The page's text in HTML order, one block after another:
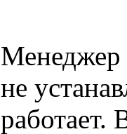
Менеджер
не
работает.